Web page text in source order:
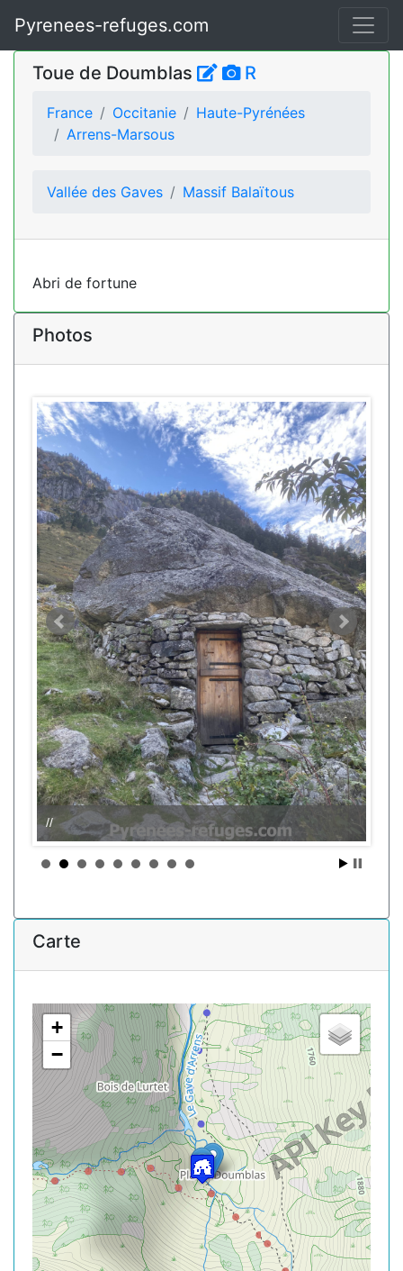
Pyrenees-refuges.com
Toue de Doumblas R
France Occitanie
Haute-Pyrénées
Arrens-Marsous
Vallée des Gaves Massif Balaïtous
Abri de fortune
Photos
//
Carte
+
−